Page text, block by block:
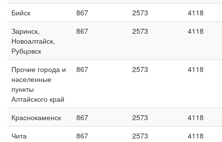
Бийск
867 2573
4118
Заринск,
Новоалтайск,
Рубцовск
867 2573 4118
Прочие города и
населенные
пункты
Алтайского край
867 2573 4118
Краснокаменск 867 2573
4118
Чита
867 2573
4118